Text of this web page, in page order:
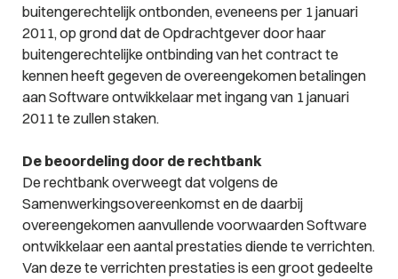
buitengerechtelijk ontbonden, eveneens per 1 januari
2011, op grond dat de Opdrachtgever door haar
buitengerechtelijke ontbinding van het contract te
kennen heeft gegeven de overeengekomen betalingen
aan Software ontwikkelaar met ingang van 1 januari
2011 te zullen staken.
De beoordeling door de rechtbank
De rechtbank overweegt dat volgens de
Samenwerkingsovereenkomst en de daarbij
overeengekomen aanvullende voorwaarden Software
ontwikkelaar een aantal prestaties diende te verrichten.
Van deze te verrichten prestaties is een groot gedeelte